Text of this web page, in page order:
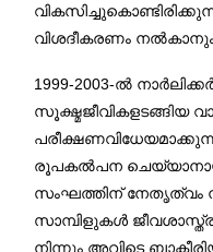
വിശദീകരണം
1999-2003-ൽ
സൂക്ഷ്മജീവികളടങ്ങിയ
രൂപകൽപന
സംഘത്തിന് നേതൃത്വം
സാമ്പിളുകൾ
നിന്നും അവിടെ